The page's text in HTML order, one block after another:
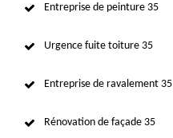
Entreprise de peinture 35
Urgence fuite toiture 35
Entreprise de ravalement 35
Rénovation de façade 35